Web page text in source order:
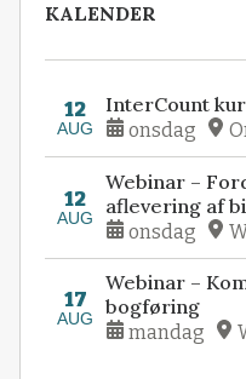
KALENDER
12
AUG
InterCount
onsdag
12
AUG
Webinar –
aflevering af
onsdag
17
AUG
Webinar –
bogføring
mandag